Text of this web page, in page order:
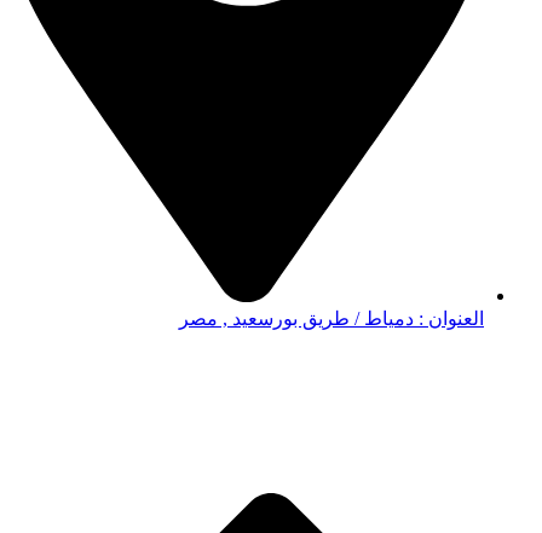
العنوان : دمياط / طريق بورسعيد , مصر